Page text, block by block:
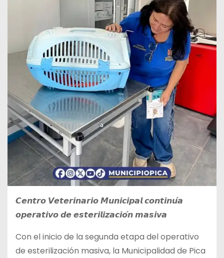
𝘾𝙚𝙣𝙩𝙧𝙤 𝙑𝙚𝙩𝙚𝙧𝙞𝙣𝙖𝙧𝙞𝙤 𝙈𝙪𝙣𝙞𝙘𝙞𝙥𝙖𝙡 𝙘𝙤𝙣𝙩𝙞𝙣𝙪́𝙖
𝙤𝙥𝙚𝙧𝙖𝙩𝙞𝙫𝙤 𝙙𝙚 𝙚𝙨𝙩𝙚𝙧𝙞𝙡𝙞𝙯𝙖𝙘𝙞𝙤́𝙣 𝙢𝙖𝙨𝙞𝙫𝙖
Con el inicio de la segunda etapa del operativo
de esterilización masiva, la Municipalidad de Pica